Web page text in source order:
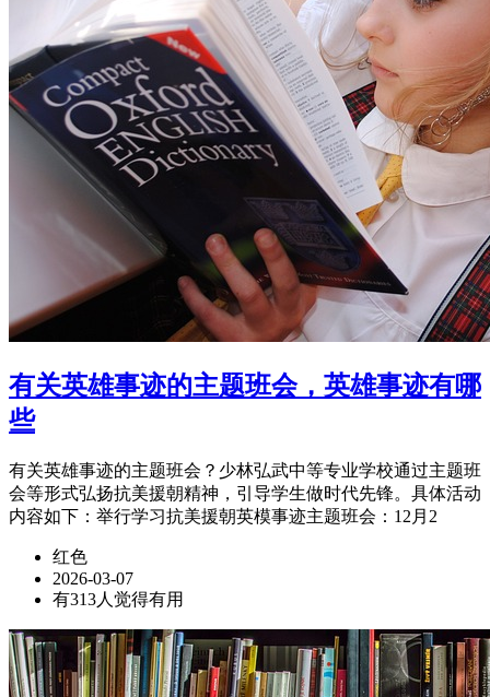
有关英雄事迹的主题班会，英雄事迹有哪
些
有关英雄事迹的主题班会？少林弘武中等专业学校通过主题班
会等形式弘扬抗美援朝精神，引导学生做时代先锋。具体活动
内容如下：举行学习抗美援朝英模事迹主题班会：12月2
红色
2026-03-07
有313人觉得有用